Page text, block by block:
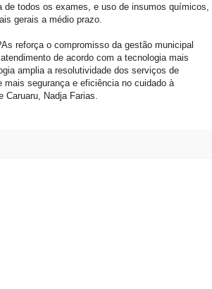
todos os exames, e uso de insumos químicos,
gerais a médio prazo.
reforça o compromisso da gestão municipal
de acordo com a tecnologia mais
amplia a resolutividade dos serviços de
segurança e eficiência no cuidado à
Caruaru, Nadja Farias.